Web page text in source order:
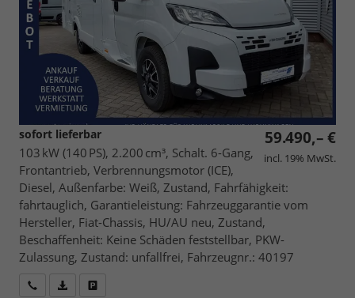
59.490,– €
incl. 19% MwSt.
sofort lieferbar
103 kW (140 PS), 2.200 cm³, Schalt. 6-Gang,
Frontantrieb, Verbrennungsmotor (ICE),
Diesel, Außenfarbe: Weiß, Zustand, Fahrfähigkeit:
fahrtauglich, Garantieleistung: Fahrzeuggarantie vom
Hersteller, Fiat-Chassis, HU/AU neu, Zustand,
Beschaffenheit: Keine Schäden feststellbar, PKW-
Zulassung, Zustand: unfallfrei, Fahrzeugnr.: 40197
Wir rufen Sie anFahrzeugexposé (PDF)